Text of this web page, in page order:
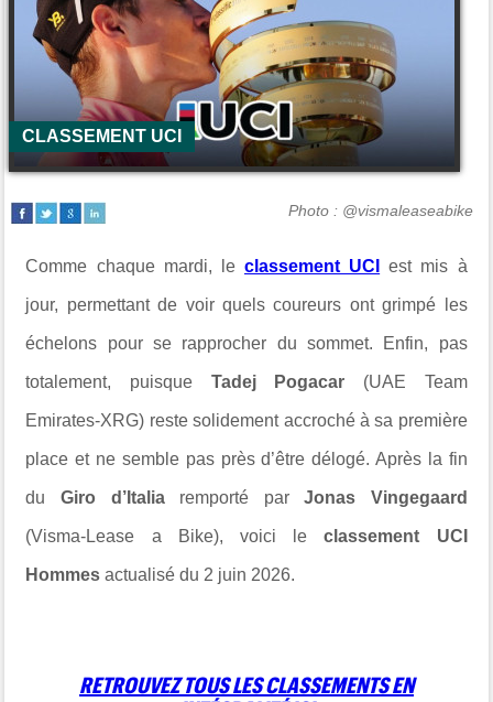
CLASSEMENT UCI
Photo : @vismaleaseabike
Comme chaque mardi, le classement UCI est mis à
jour, permettant de voir quels coureurs ont grimpé les
échelons pour se rapprocher du sommet. Enfin, pas
totalement, puisque Tadej Pogacar (UAE Team
Emirates-XRG) reste solidement accroché à sa première
place et ne semble pas près d’être délogé. Après la fin
du Giro d’Italiaremporté parJonas Vingegaard
(Visma-Lease a Bike), voici leclassement UCI
Hommes actualisé du 2 juin 2026.
RETROUVEZ TOUS LES CLASSEMENTS EN